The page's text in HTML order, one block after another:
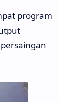
program